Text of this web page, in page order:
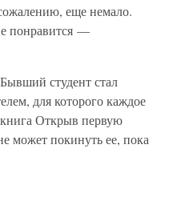
еще немало.
понравится —
студент стал
для которого каждое
Открыв первую
может покинуть ее, пока